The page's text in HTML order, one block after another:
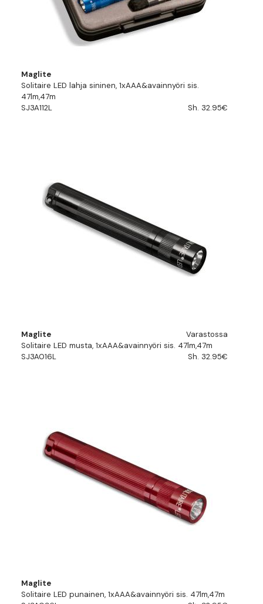
Maglite
Solitaire LED lahja sininen, 1xAAA&avainnyöri sis.
47lm,47m
SJ3A112L
Sh. 32.95€
Maglite
Varastossa
Solitaire LED musta, 1xAAA&avainnyöri sis. 47lm,47m
SJ3A016L
Sh. 32.95€
Maglite
Solitaire LED punainen, 1xAAA&avainnyöri sis. 47lm,47m